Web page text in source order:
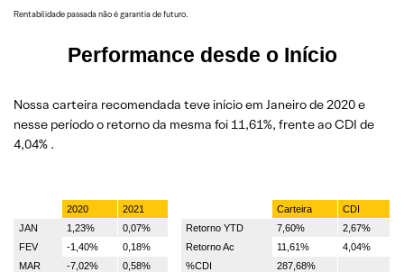
Rentabilidade passada não é garantia de futuro.
Performance desde o Início
Nossa carteira recomendada teve início em Janeiro de 2020 e
nesse período o retorno da mesma foi 11,61%, frente ao CDI de
4,04% .
2020 2021 Carteira
CDI
JAN
1,23% 0,07% Retorno YTD 7,60%
2,67%
FEV
-1,40% 0,18% Retorno Ac 11,61%
4,04%
MAR
-7,02% 0,58% %CDI
287,68%